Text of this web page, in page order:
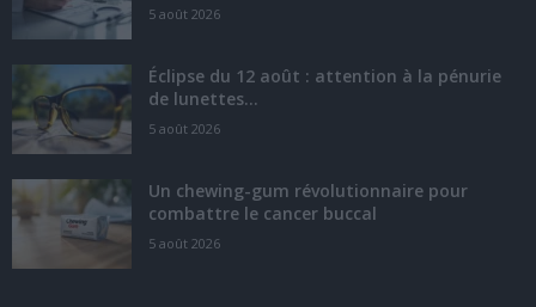
5 août 2026
Éclipse du 12 août : attention à la pénurie
de lunettes...
5 août 2026
Un chewing-gum révolutionnaire pour
combattre le cancer buccal
5 août 2026